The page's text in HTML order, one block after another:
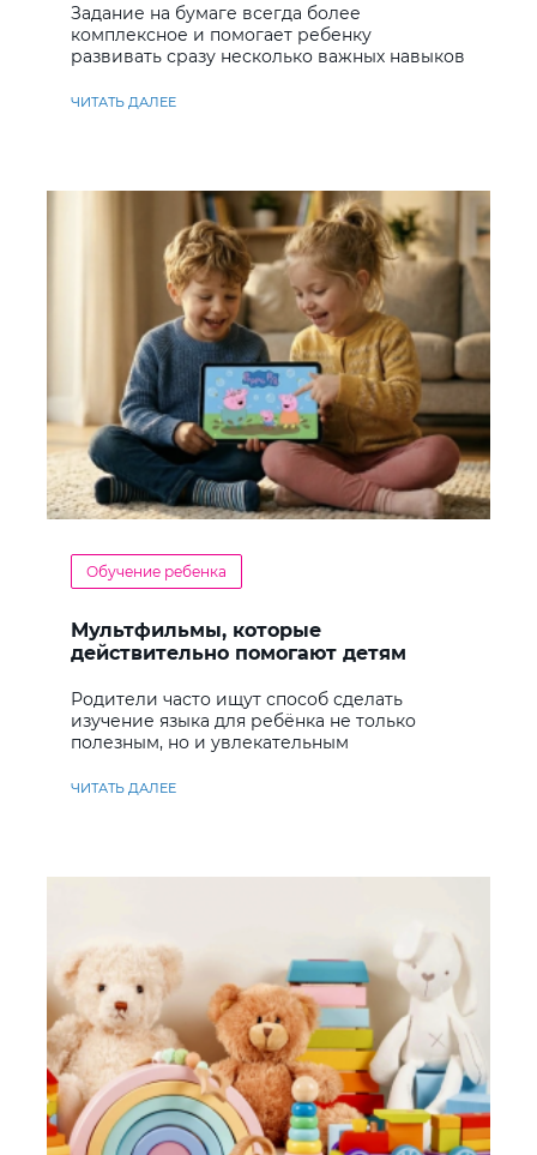
Задание на бумаге всегда более
комплексное и помогает ребенку
развивать сразу несколько важных навыков
ЧИТАТЬ ДАЛЕЕ
Обучение ребенка
Мультфильмы, которые
действительно помогают детям
Родители часто ищут способ сделать
изучение языка для ребёнка не только
полезным, но и увлекательным
ЧИТАТЬ ДАЛЕЕ